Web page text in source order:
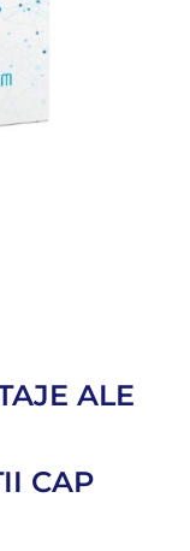
ALE
CAP